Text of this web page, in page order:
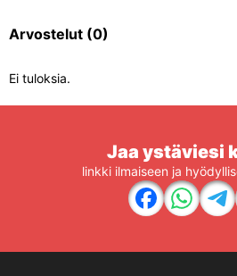
Arvostelut (0)
Ei tuloksia.
Jaa ystäviesi
linkki ilmaiseen ja